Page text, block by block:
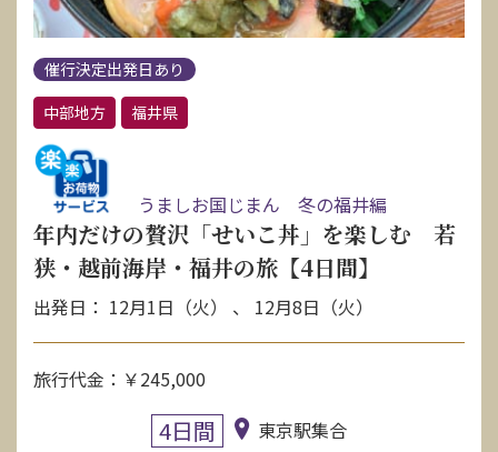
催行決定出発日あり
中部地方
福井県
うましお国じまん 冬の福井編
年内だけの贅沢「せいこ丼」を楽しむ 若
狭・越前海岸・福井の旅【4日間】
出発日： 12月1日（火） 、 12月8日（火）
旅行代金：￥245,000
4日間
東京駅集合